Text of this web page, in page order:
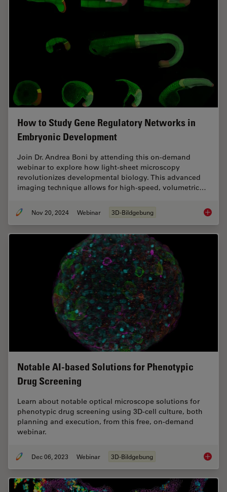
How to Study Gene Regulatory Networks in
Embryonic Development
Join Dr. Andrea Boni by attending this on-demand
webinar to explore how light-sheet microscopy
revolutionizes developmental biology. This advanced
imaging technique allows for high-speed, volumetric…
Nov 20, 2024 Webinar 3D-Bildgebung How to
Notable AI-based Solutions for Phenotypic
Drug Screening
Learn about notable optical microscope solutions for
phenotypic drug screening using 3D-cell culture, both
planning and execution, from this free, on-demand
webinar.
Dec 06, 2023 Webinar 3D-Bildgebung